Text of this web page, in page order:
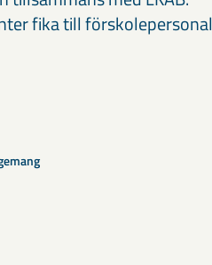
fika till förskolepersonal